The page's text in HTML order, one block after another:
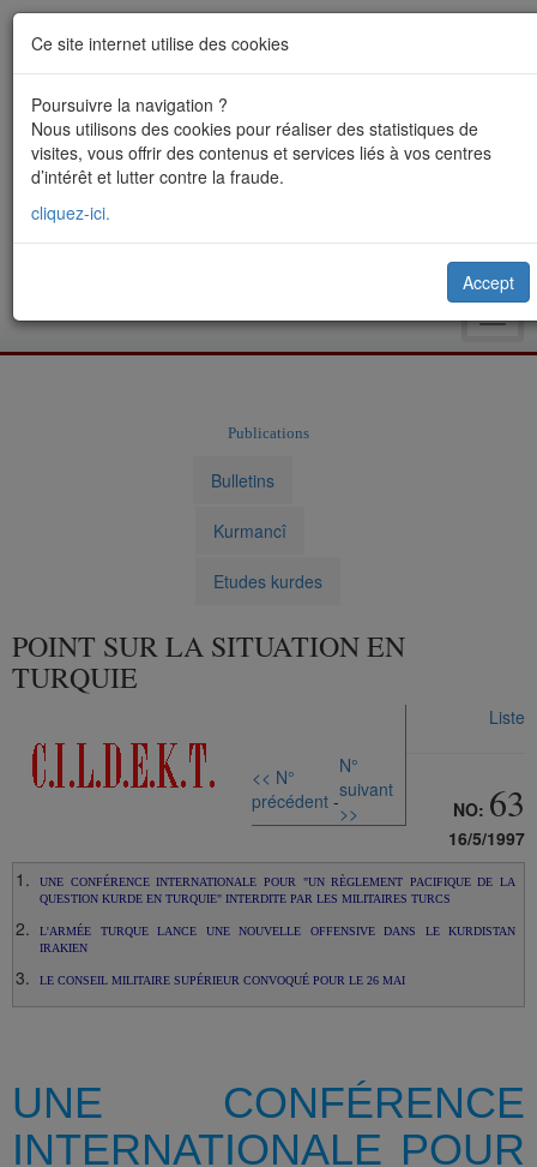
Publications
Bulletins
Kurmancî
Etudes kurdes
POINT SUR LA SITUATION EN
TURQUIE
<< N°
précédent -
N°
suivant
>>
Liste
NO: 63
16/5/1997
UNE CONFÉRENCE INTERNATIONALE POUR "UN RÈGLEMENT PACIFIQUE DE LA
QUESTION KURDE EN TURQUIE" INTERDITE PAR LES MILITAIRES TURCS
L'ARMÉE TURQUE LANCE UNE NOUVELLE OFFENSIVE DANS LE KURDISTAN
IRAKIEN
LE CONSEIL MILITAIRE SUPÉRIEUR CONVOQUÉ POUR LE 26 MAI
UNE CONFÉRENCE
INTERNATIONALE POUR
Ce site internet utilise des cookies
Poursuivre la navigation ?
Nous utilisons des cookies pour réaliser des statistiques de
visites, vous offrir des contenus et services liés à vos centres
d’intérêt et lutter contre la fraude.
cliquez-ici.
Accept